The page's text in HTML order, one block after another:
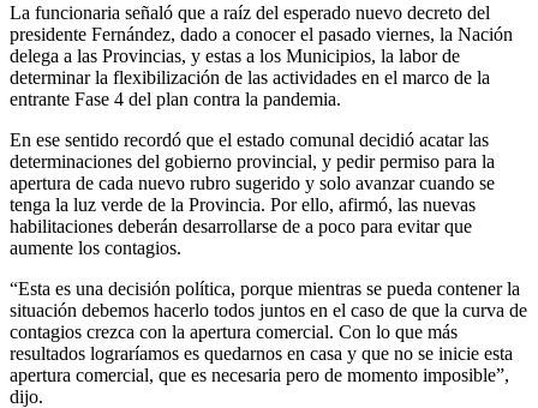
La funcionaria señaló que a raíz del esperado nuevo decreto del
presidente Fernández, dado a conocer el pasado viernes, la Nación
delega a las Provincias, y estas a los Municipios, la labor de
determinar la flexibilización de las actividades en el marco de la
entrante Fase 4 del plan contra la pandemia.
En ese sentido recordó que el estado comunal decidió acatar las
determinaciones del gobierno provincial, y pedir permiso para la
apertura de cada nuevo rubro sugerido y solo avanzar cuando se
tenga la luz verde de la Provincia. Por ello, afirmó, las nuevas
habilitaciones deberán desarrollarse de a poco para evitar que
aumente los contagios.
“Esta es una decisión política, porque mientras se pueda contener la
situación debemos hacerlo todos juntos en el caso de que la curva de
contagios crezca con la apertura comercial. Con lo que más
resultados lograríamos es quedarnos en casa y que no se inicie esta
apertura comercial, que es necesaria pero de momento imposible”,
dijo.